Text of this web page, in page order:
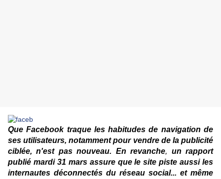
Que Facebook traque les habitudes de navigation de
ses utilisateurs, notamment pour vendre de la publicité
ciblée, n'est pas nouveau. En revanche, un rapport
publié mardi 31 mars assure que le site piste aussi les
internautes déconnectés du réseau social... et même